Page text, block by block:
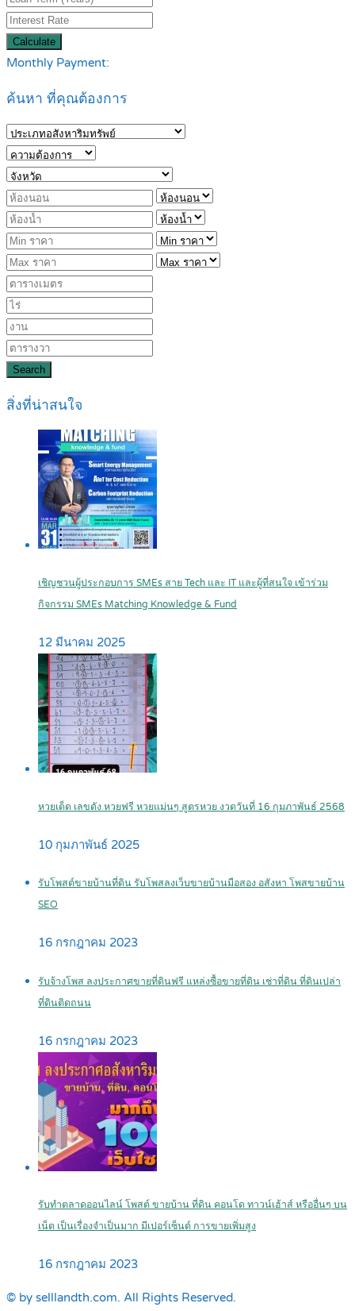
Calculate
Monthly Payment:
ค้นหา ที่คุณต้องการ
Search
สิ่งที่น่าสนใจ
เชิญชวนผู้ประกอบการ SMEs สาย Tech และ IT และผู้ที่สนใจ เข้าร่วม
กิจกรรม SMEs Matching Knowledge & Fund
12 มีนาคม 2025
หวยเด็ด เลขดัง หวยฟรี หวยแม่นๆ สูตรหวย งวดวันที่ 16 กุมภาพันธ์ 2568
10 กุมภาพันธ์ 2025
รับโพสต์ขายบ้านที่ดิน รับโพสลงเว็บขายบ้านมือสอง อสังหา โพสขายบ้าน
SEO
16 กรกฎาคม 2023
รับจ้างโพส ลงประกาศขายที่ดินฟรี แหล่งซื้อขายที่ดิน เช่าที่ดิน ที่ดินเปล่า
ที่ดินติดถนน
16 กรกฎาคม 2023
รับทำตลาดออนไลน์ โพสต์ ขายบ้าน ที่ดิน คอนโด ทาวน์เฮ้าส์ หรืออื่นๆ บน
เน็ต เป็นเรื่องจำเป็นมาก มีเปอร์เซ็นต์ การขายเพิ่มสูง
16 กรกฎาคม 2023
© by selllandth.com. All Rights Reserved.